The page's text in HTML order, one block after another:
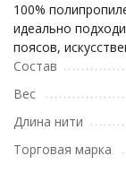
100%
идеально
поясов,
Состав
Вес
Длина нити
Торговая марка